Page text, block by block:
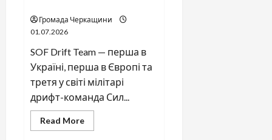
Громада Черкащини
01.07.2026
SOF Drift Team — перша в
Україні, перша в Європі та
третя у світі мілітарі
дрифт-команда Сил...
Read MoreRead
more